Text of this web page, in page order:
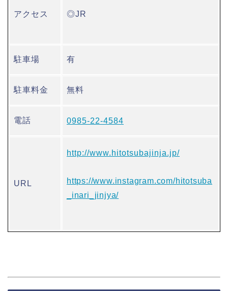
アクセス ◎JR
駐車場 有
駐車料金 無料
電話 0985-22-4584
URL
http://www.hitotsubajinja.jp/
https://www.instagram.com/hitotsuba
_inari_jinjya/